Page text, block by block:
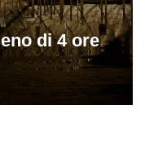
di 4 ore